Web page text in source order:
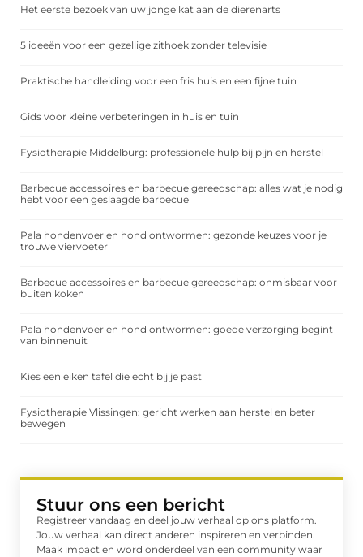
Het eerste bezoek van uw jonge kat aan de dierenarts
5 ideeën voor een gezellige zithoek zonder televisie
Praktische handleiding voor een fris huis en een fijne tuin
Gids voor kleine verbeteringen in huis en tuin
Fysiotherapie Middelburg: professionele hulp bij pijn en herstel
Barbecue accessoires en barbecue gereedschap: alles wat je nodig
hebt voor een geslaagde barbecue
Pala hondenvoer en hond ontwormen: gezonde keuzes voor je
trouwe viervoeter
Barbecue accessoires en barbecue gereedschap: onmisbaar voor
buiten koken
Pala hondenvoer en hond ontwormen: goede verzorging begint
van binnenuit
Kies een eiken tafel die echt bij je past
Fysiotherapie Vlissingen: gericht werken aan herstel en beter
bewegen
Stuur ons een bericht
Registreer vandaag en deel jouw verhaal op ons platform.
Jouw verhaal kan direct anderen inspireren en verbinden.
Maak impact en word onderdeel van een community waar